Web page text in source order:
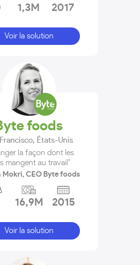
1,3M 2017
Voir la solution
foods
, États-Unis
la façon dont les
mangent au travail"
Mokri, CEO Byte foods
16,9M 2015
Voir la solution